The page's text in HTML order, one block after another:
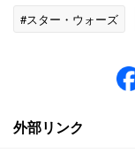
#スター・ウォーズ
外部リンク